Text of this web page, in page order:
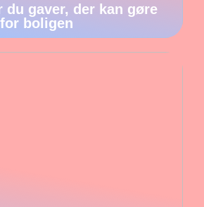
du gaver, der kan gøre
boligen